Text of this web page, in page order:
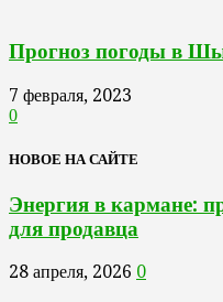
Прогноз погоды в
7 февраля, 2023
0
НОВОЕ НА САЙТЕ
Энергия в кармане:
для продавца
28 апреля, 2026 0